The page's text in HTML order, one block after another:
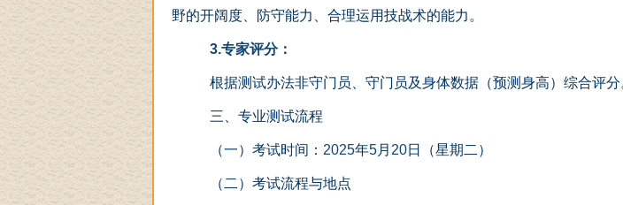
野的开阔度、防守能力、合理运用技战术的能力。
3.专家评分：
根据测试办法非守门员、守门员及身体数据（预测身高）综合评分
三、专业测试流程
（一）考试时间： 2025年5月 20日（星期二）
（二）考试流程与地点